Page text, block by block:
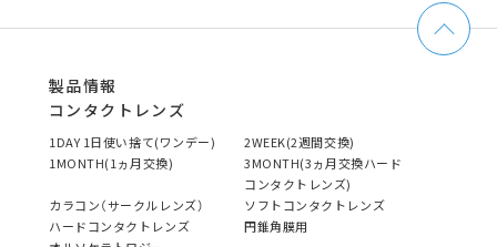
製品情報
コンタクトレンズ
1DAY 1日使い捨て(ワンデー)
2WEEK(2週間交換)
1MONTH(1ヵ月交換)
3MONTH(3ヵ月交換ハード
コンタクトレンズ)
カラコン（サークルレンズ）
ソフトコンタクトレンズ
ハードコンタクトレンズ
円錐角膜用